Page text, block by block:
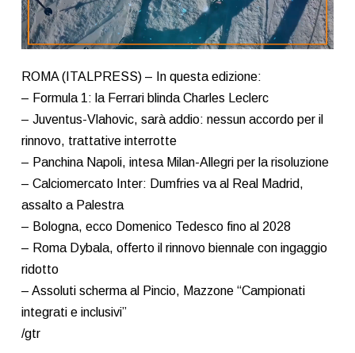
Video
ROMA (ITALPRESS) – In questa edizione:
– Formula 1: la Ferrari blinda Charles Leclerc
– Juventus-Vlahovic, sarà addio: nessun accordo per il
rinnovo, trattative interrotte
– Panchina Napoli, intesa Milan-Allegri per la risoluzione
– Calciomercato Inter: Dumfries va al Real Madrid,
assalto a Palestra
– Bologna, ecco Domenico Tedesco fino al 2028
– Roma Dybala, offerto il rinnovo biennale con ingaggio
ridotto
– Assoluti scherma al Pincio, Mazzone “Campionati
integrati e inclusivi”
/gtr